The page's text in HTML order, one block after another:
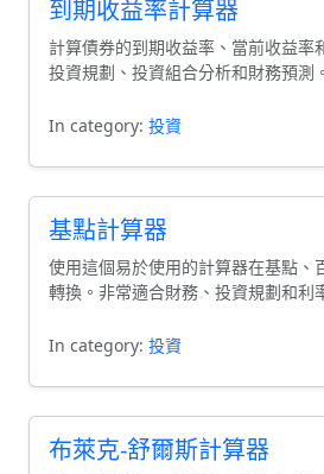
到期收益率計算器
計算債券的到期收益率、當前收益率
投資規劃、投資組合分析和財務預測。
In category: 投資
基點計算器
使用這個易於使用的計算器在基點、
轉換。非常適合財務、投資規劃和利
In category: 投資
布萊克-舒爾斯計算器